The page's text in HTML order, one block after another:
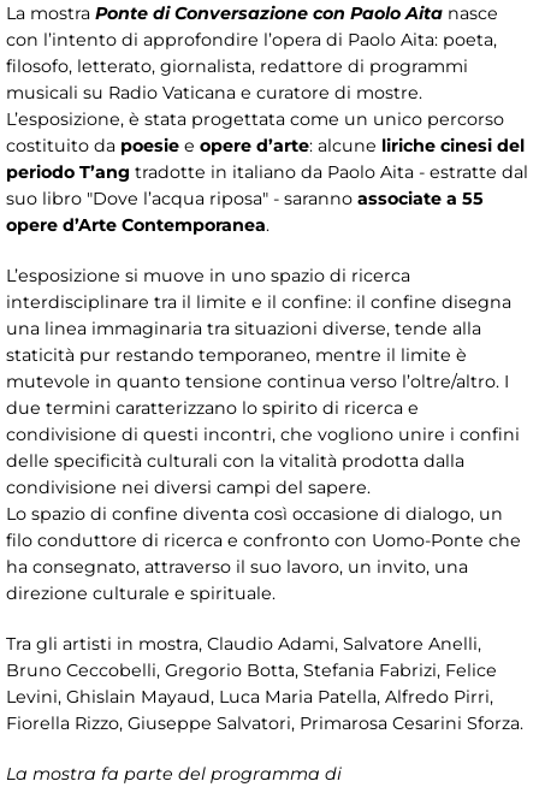
La mostra Ponte di Conversazione con Paolo Aita nasce
con l’intento di approfondire l’opera di Paolo Aita: poeta,
filosofo, letterato, giornalista, redattore di programmi
musicali su Radio Vaticana e curatore di mostre.
L’esposizione, è stata progettata come un unico percorso
costituito da poesie e opere d’arte: alcune liriche cinesi del
periodo T’ang tradotte in italiano da Paolo Aita - estratte dal
suo libro "Dove l’acqua riposa" - saranno associate a 55
opere d’Arte Contemporanea.
L’esposizione si muove in uno spazio di ricerca
interdisciplinare tra il limite e il confine: il confine disegna
una linea immaginaria tra situazioni diverse, tende alla
staticità pur restando temporaneo, mentre il limite è
mutevole in quanto tensione continua verso l’oltre/altro. I
due termini caratterizzano lo spirito di ricerca e
condivisione di questi incontri, che vogliono unire i confini
delle specificità culturali con la vitalità prodotta dalla
condivisione nei diversi campi del sapere.
Lo spazio di confine diventa così occasione di dialogo, un
filo conduttore di ricerca e confronto con Uomo-Ponte che
ha consegnato, attraverso il suo lavoro, un invito, una
direzione culturale e spirituale.
Tra gli artisti in mostra, Claudio Adami, Salvatore Anelli,
Bruno Ceccobelli, Gregorio Botta, Stefania Fabrizi, Felice
Levini, Ghislain Mayaud, Luca Maria Patella, Alfredo Pirri,
Fiorella Rizzo, Giuseppe Salvatori, Primarosa Cesarini Sforza.
La mostra fa parte del programma di